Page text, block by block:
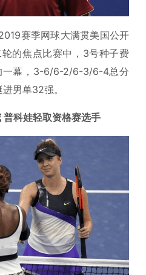
赛季网球大满贯美国公开
的焦点比赛中，3号种子费
一幕，3-6/6-2/6-3/6-4总分
男单32强。
科娃轻取资格赛选手